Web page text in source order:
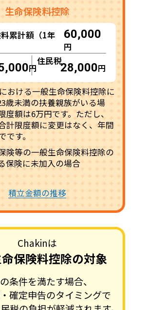
生命保険料控除
累計額（1年
60,000
円
円
住民税
28,000円
おける一般生命保険料控除に
歳未満の扶養親族がいる場
度額は6万円です。ただし、
計限度額に変更はなく、年間
です。
険等の一般生命保険料控除の
保険に未加入の場合
積立金額の推移
Chakinは
保険料控除の対象
条件を満たす場合、
確定申告のタイミングで